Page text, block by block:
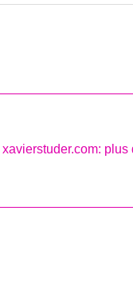
xavierstuder.com: plus